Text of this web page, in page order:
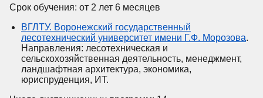
Срок обучения: от 2 лет 6 месяцев
ВГЛТУ. Воронежский государственный
лесотехнический университет имени Г.Ф. Морозова.
Направления: лесотехническая и
сельскохозяйственная деятельность, менеджмент,
ландшафтная архитектура, экономика,
юриспруденция, ИТ.